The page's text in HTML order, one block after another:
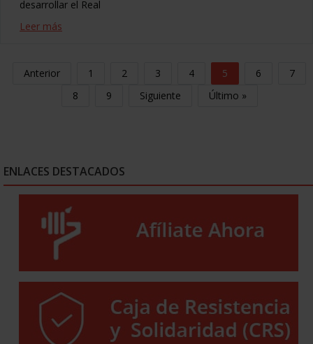
desarrollar el Real
Leer más
Anterior 1 2 3 4 5 6
7
8
9 Siguiente Último »
ENLACES DESTACADOS